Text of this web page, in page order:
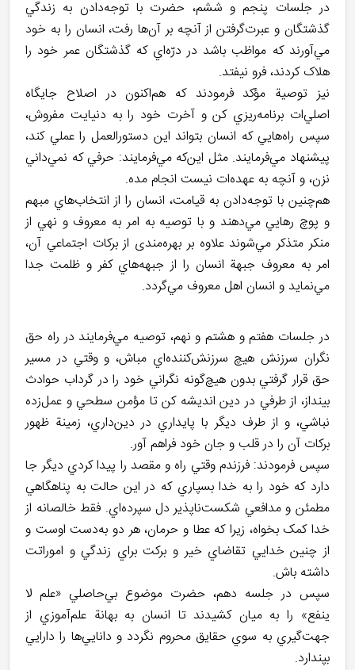
در جلسات پنجم و ششم، حضرت با توجه‌دادن به زندگي
گذشتگان و عبرت‌گرفتن از آنچه بر آن‌ها رفت، انسان را به خود
مي‌آورند که مواظب باشد در درّه‌اي که گذشتگان عمر خود را
هلاک کردند، فرو نيفتد.
نيز توصية مؤکد فرمودند که هم‌اکنون در اصلاح جايگاه
اصلي‌ات برنامه‌ريزي کن و آخرت خود را به دنيايت مفروش،
سپس راه‌هايي که انسان بتواند اين دستورالعمل را عملي کند،
پيشنهاد مي‌فرمايند. مثل اين‌که مي‌فرمايند: حرفي که نمي‌داني
نزن، و آنچه به عهده‌ات نيست انجام مده.
هم‌چنين با توجه‌دادن به قيامت، انسان را از انتخاب‌هاي مبهم
و پوچ رهايي مي‌دهند و با توصيه به امر به معروف و نهي از
منکر متذکر مي‌شوند علاوه بر بهره‌مندی از برکات اجتماعي آن،
امر به معروف جبهة انسان را از جبهه‌هاي کفر و ظلمت جدا
مي‌نمايد و انسان اهل معروف مي‌گردد.
در جلسات هفتم و هشتم و نهم، توصيه مي‌فرمايند در راه حق
نگران سرزنش هيچ سرزنش‌کننده‌اي مباش، و وقتي در مسير
حق قرار گرفتي بدون هيچ‌گونه نگراني خود را در گرداب حوادث
بينداز، از طرفي در دين انديشه کن تا مؤمن سطحي و عمل‌زده
نباشي، و از طرف ديگر با پايداري در دين‌داري، زمينة ظهور
برکات آن را در قلب و جان خود فراهم آور.
سپس فرمودند: فرزندم وقتي راه و مقصد را پيدا کردي ديگر جا
دارد که خود را به خدا بسپاري که در اين حالت به پناهگاهي
مطمئن و مدافعي شکست‌ناپذير دل سپرده‌اي. فقط خالصانه از
خدا کمک بخواه، زيرا که عطا و حرمان، هر دو به‌دست اوست و
از چنين خدايي تقاضاي خير و برکت براي زندگي و اموراتت
داشته باش.
سپس در جلسه دهم، حضرت موضوع بي‌حاصلي «علم لا
ينفع» را به ميان کشيدند تا انسان به بهانة علم‌آموزي از
جهت‌گيري به سوي حقايق محروم نگردد و دانايي‌ها را دارايي
بپندارد.